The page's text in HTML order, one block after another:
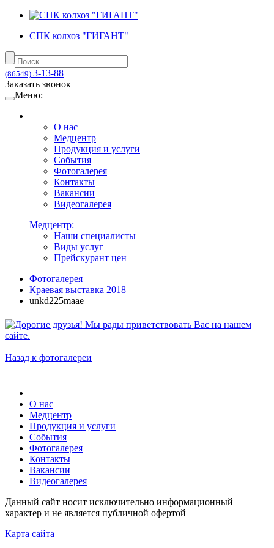
СПК колхоз "ГИГАНТ"
(86549) 3-13-88
Заказать звонок
Меню:
О нас
Медцентр
Продукция и услуги
События
Фотогалерея
Контакты
Вакансии
Видеогалерея
Медцентр:
Наши специалисты
Виды услуг
Прейскурант цен
Фотогалерея
Краевая выставка 2018
unkd225maae
Назад к фотогалереи
О нас
Медцентр
Продукция и услуги
События
Фотогалерея
Контакты
Вакансии
Видеогалерея
Данный сайт носит исключительно информационный
характер и не является публичной офертой
Карта сайта